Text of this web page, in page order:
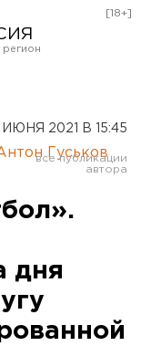
[18+]
ИЮНЯ 2021 В 15:45
Гуськов
дня